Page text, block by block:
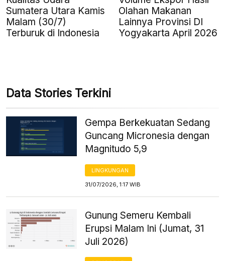
Sumatera Utara Kamis
Malam (30/7)
Terburuk di Indonesia
Olahan Makanan
Lainnya Provinsi DI
Yogyakarta April 2026
Data Stories Terkini
Gempa Berkekuatan Sedang
Guncang Micronesia dengan
Magnitudo 5,9
LINGKUNGAN
31/07/2026, 1:17 WIB
Gunung Semeru Kembali
Erupsi Malam Ini (Jumat, 31
Juli 2026)